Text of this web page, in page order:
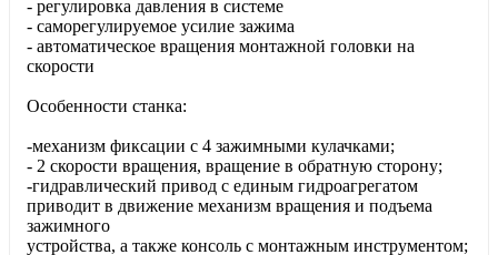
- регулировка давления в системе
- саморегулируемое усилие зажима
- автоматическое вращения монтажной головки на
скорости
Особенности станка:
-механизм фиксации с 4 зажимными кулачками;
- 2 скорости вращения, вращение в обратную сторону;
-гидравлический привод с единым гидроагрегатом
приводит в движение механизм вращения и подъема
зажимного
устройства, а также консоль с монтажным инструментом;